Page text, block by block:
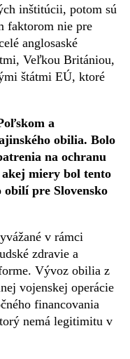
inštitúcii, potom sú
faktorom nie pre
anglosaské
Veľkou Britániou,
štátmi EÚ, ktoré
a
obilia. Bolo
na ochranu
miery bol tento
obilí pre Slovensko
v rámci
zdravie a
Vývoz obilia z
vojenskej operácie
financovania
nemá legitimitu v